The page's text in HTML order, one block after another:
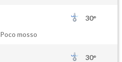
30°
Poco mosso
30°